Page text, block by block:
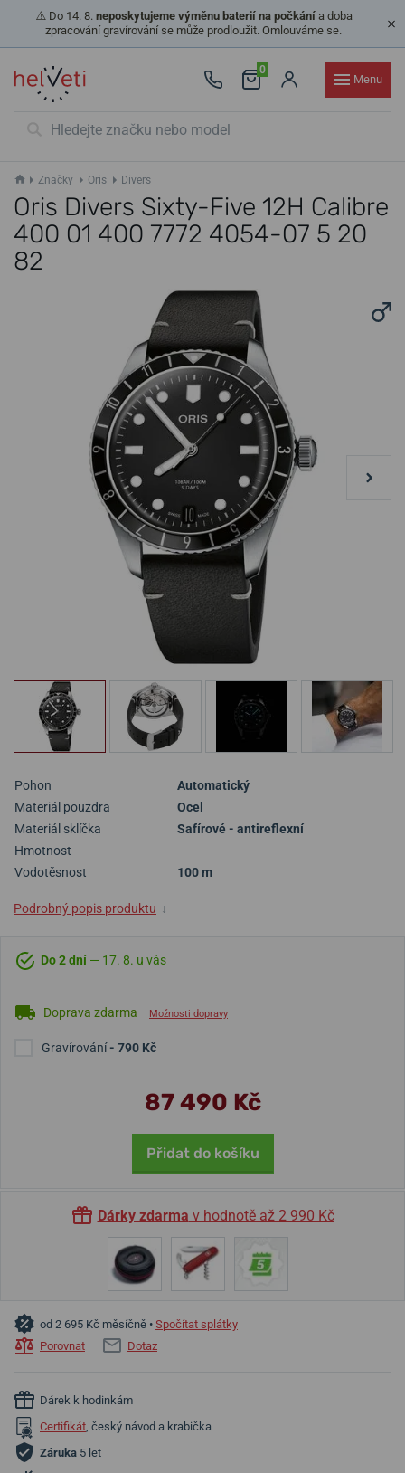
⚠️ Do 14. 8. neposkytujeme výměnu baterií na počkánía doba
zpracování gravírování se může prodloužit. Omlouváme se.
0
Menu
Značky Oris Divers
Oris Divers Sixty-Five 12H Calibre
400 01 400 7772 4054-07 5 20
82
Pohon
Automatický
Materiál pouzdra
Ocel
Materiál sklíčka
Safírové - antireflexní
Hmotnost
Vodotěsnost
100 m
Podrobný popis produktu ↓
Do 2 dní — 17. 8. u vás
Doprava zdarma Možnosti dopravy
Gravírování- 790 Kč
87 490 Kč
Přidat do košíku
Dárky zdarma v hodnotě až 2 990 Kč
od 2 695 Kč měsíčně • Spočítat splátky
Porovnat
Dotaz
Dárek k hodinkám
Certifikát, český návod a krabička
Záruka 5 let